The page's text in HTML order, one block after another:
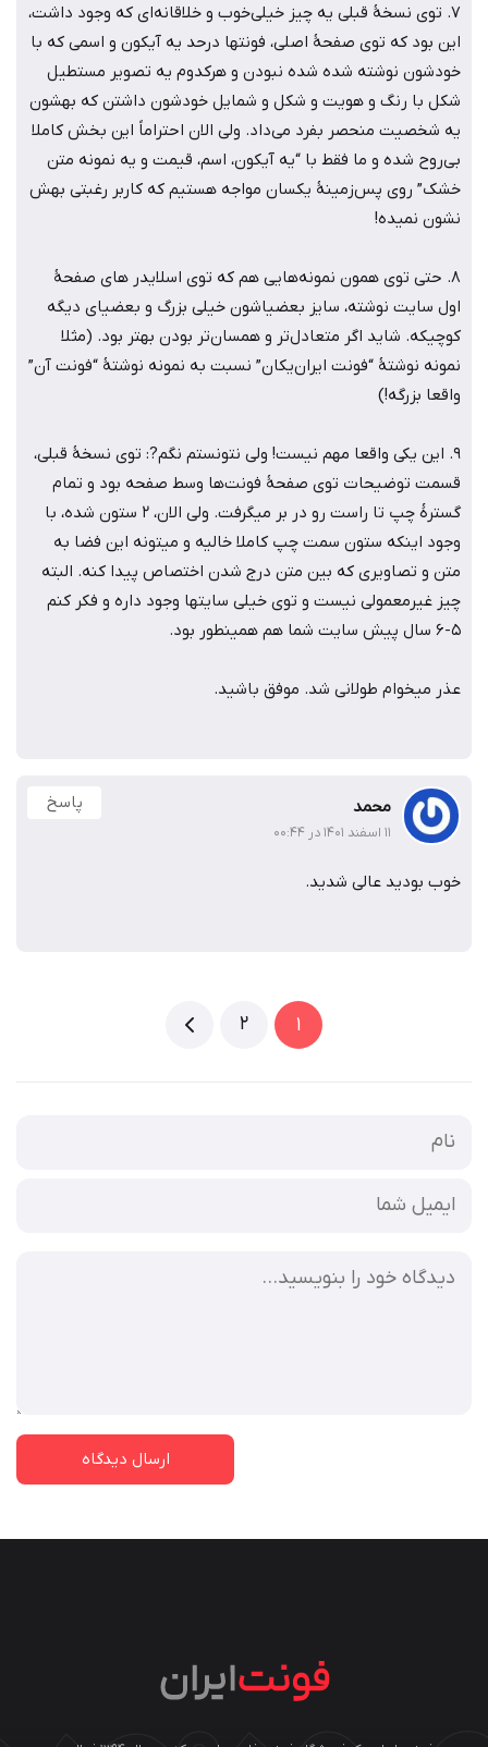
7. توی نسخۀ قبلی یه چیز خیلی‌خوب و خلاقانه‌ای که وجود داشت،
این بود که توی صفحۀ اصلی، فونتها درحد یه آیکون و اسمی که با
خودشون نوشته شده شده نبودن و هرکدوم یه تصویر مستطیل
شکل با رنگ و هویت و شکل و شمایل خودشون داشتن که بهشون
یه شخصیت منحصر بفرد می‌داد. ولی الان احتراماً این بخش کاملا
بی‌روح شده و ما فقط با “یه آیکون، اسم، قیمت و یه نمونه متن
خشک” روی پس‌زمینۀ یکسان مواجه هستیم که کاربر رغبتی بهش
نشون نمیده!
8. حتی توی همون نمونه‌هایی هم که توی اسلایدر های صفحۀ
اول سایت نوشته، سایز بعضیاشون خیلی بزرگ و بعضیای دیگه
کوچیکه. شاید اگر متعادل‌تر و همسان‌تر بودن بهتر بود. (مثلا
نمونه نوشتۀ “فونت ایران‌یکان” نسبت به نمونه نوشتۀ “فونت آن”
واقعا بزرگه!)
9. این یکی واقعا مهم نیست! ولی نتونستم نگم?: توی نسخۀ قبلی،
قسمت توضیحات توی صفحۀ فونت‌ها وسط صفحه بود و تمام
گسترۀ چپ تا راست رو در بر میگرفت. ولی الان، 2 ستون شده، با
وجود اینکه ستون سمت چپ کاملا خالیه و میتونه این فضا به
متن و تصاویری که بین متن درج شدن اختصاص پیدا کنه. البته
چیز غیرمعمولی نیست و توی خیلی سایتها وجود داره و فکر کنم
5-6 سال پیش سایت شما هم همینطور بود.
عذر میخوام طولانی شد. موفق باشید.
محمد
۱۱ اسفند ۱۴۰۱ در ۰۰:۴۴
پاسخ
خوب بودید عالی شدید.
1
2